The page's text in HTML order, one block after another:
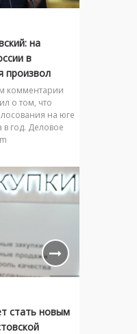
на
в
произвол
комментарии
о том, что
на юге
в год. Деловое
стать новым